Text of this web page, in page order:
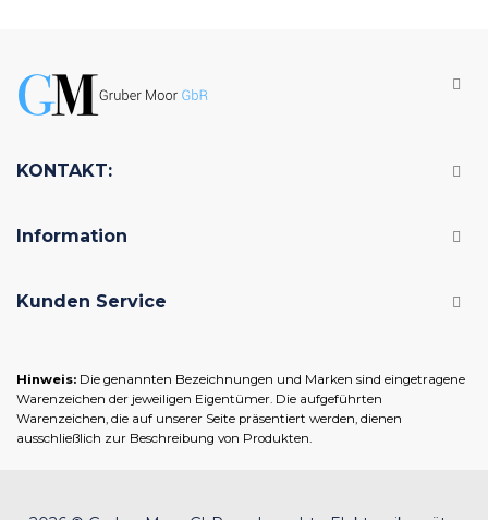
KONTAKT:
Information
Kunden Service
Hinweis: Die genannten Bezeichnungen und Marken sind eingetragene
Warenzeichen der jeweiligen Eigentümer. Die aufgeführten
Warenzeichen, die auf unserer Seite präsentiert werden, dienen
ausschließlich zur Beschreibung von Produkten.